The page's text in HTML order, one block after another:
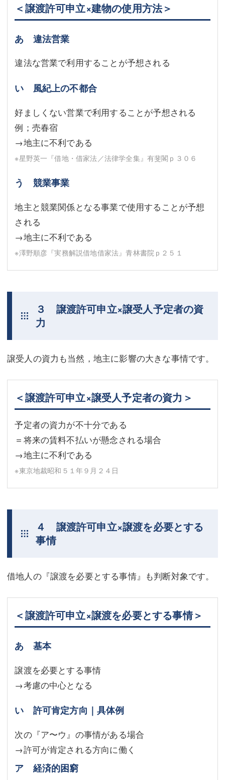
＜譲渡許可申立×建物の使用方法＞
あ 違法営業
違法な営業で利用することが予想される
い 風紀上の不都合
好ましくない営業で利用することが予想される
例；売春宿
→地主に不利である
※星野英一『借地・借家法／法律学全集』有斐閣ｐ３０６
う 競業事業
地主と競業関係となる事業で使用することが予想
される
→地主に不利である
※澤野順彦『実務解説借地借家法』青林書院ｐ２５１
３ 譲渡許可申立×譲受人予定者の資
力
譲受人の資力も当然，地主に影響の大きな事情です。
＜譲渡許可申立×譲受人予定者の資力＞
予定者の資力が不十分である
＝将来の賃料不払いが懸念される場合
→地主に不利である
※東京地裁昭和５１年９月２４日
４ 譲渡許可申立×譲渡を必要とする
事情
借地人の『譲渡を必要とする事情』も判断対象です。
＜譲渡許可申立×譲渡を必要とする事情＞
あ 基本
譲渡を必要とする事情
→考慮の中心となる
い 許可肯定方向｜具体例
次の『ア〜ウ』の事情がある場合
→許可が肯定される方向に働く
ア 経済的困窮